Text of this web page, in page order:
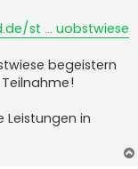
st ... uobstwiese
begeistern
Leistungen in